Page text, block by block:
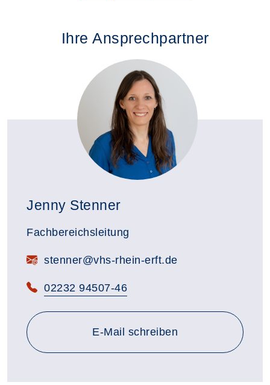
Ihre Ansprechpartner
Jenny Stenner
Fachbereichsleitung
E-Mail:stenner@vhs-rhein-erft.de
Telefon:
02232 94507-46
E-Mail schreiben